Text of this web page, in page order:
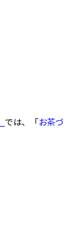
では、「お茶づ